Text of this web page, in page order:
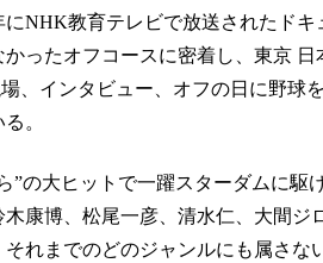
にNHK教育テレビで放送されたド
ったオフコースに密着し、東京
場、インタビュー、オフの日に野球
。
”の大ヒットで一躍スターダムに駆
木康博、松尾一彦、清水仁、大間ジ
それまでのどのジャンルにも属さな